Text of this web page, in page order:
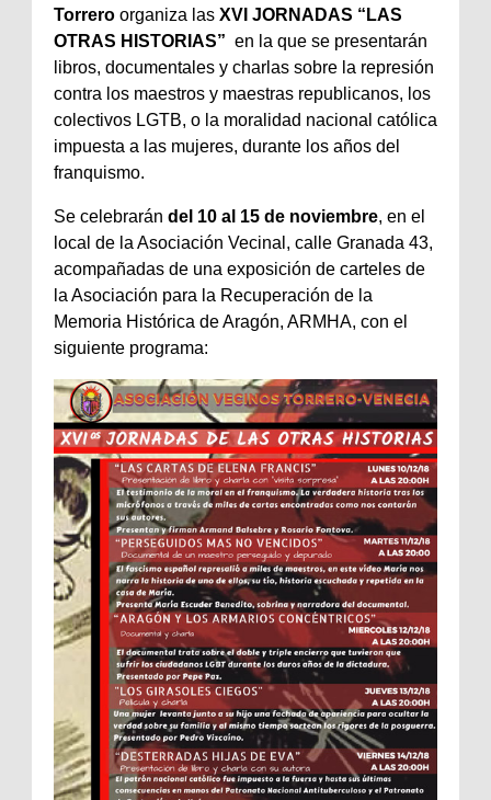
Torrero organiza las XVI JORNADAS “LAS
OTRAS HISTORIAS” en la que se presentarán
libros, documentales y charlas sobre la represión
contra los maestros y maestras republicanos, los
colectivos LGTB, o la moralidad nacional católica
impuesta a las mujeres, durante los años del
franquismo.
Se celebrarán del 10 al 15 de noviembre, en el
local de la Asociación Vecinal, calle Granada 43,
acompañadas de una exposición de carteles de
la Asociación para la Recuperación de la
Memoria Histórica de Aragón, ARMHA, con el
siguiente programa: